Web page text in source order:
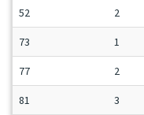
52 2
73 1
77 2
81 3